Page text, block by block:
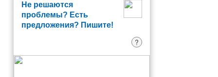
Не решаются
проблемы? Есть
предложения? Пишите!
?